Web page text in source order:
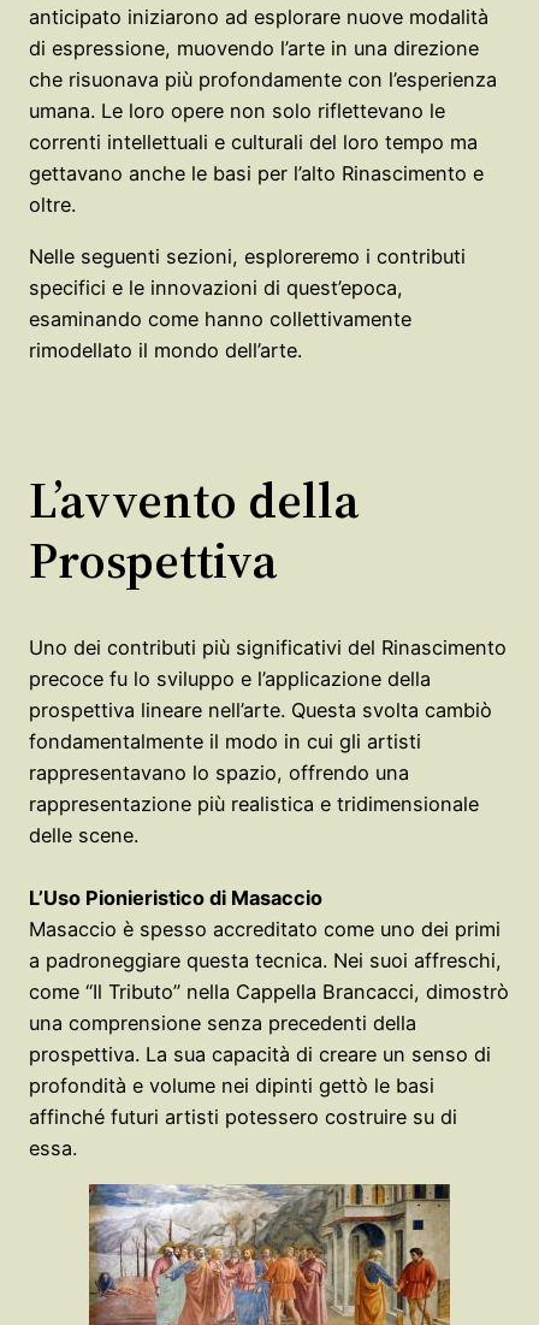
anticipato iniziarono ad esplorare nuove modalità
di espressione, muovendo l’arte in una direzione
che risuonava più profondamente con l’esperienza
umana. Le loro opere non solo riflettevano le
correnti intellettuali e culturali del loro tempo ma
gettavano anche le basi per l’alto Rinascimento e
oltre.
Nelle seguenti sezioni, esploreremo i contributi
specifici e le innovazioni di quest’epoca,
esaminando come hanno collettivamente
rimodellato il mondo dell’arte.
L’avvento della
Prospettiva
Uno dei contributi più significativi del Rinascimento
precoce fu lo sviluppo e l’applicazione della
prospettiva lineare nell’arte. Questa svolta cambiò
fondamentalmente il modo in cui gli artisti
rappresentavano lo spazio, offrendo una
rappresentazione più realistica e tridimensionale
delle scene.
L’Uso Pionieristico di Masaccio
Masaccio è spesso accreditato come uno dei primi
a padroneggiare questa tecnica. Nei suoi affreschi,
come “Il Tributo” nella Cappella Brancacci, dimostrò
una comprensione senza precedenti della
prospettiva. La sua capacità di creare un senso di
profondità e volume nei dipinti gettò le basi
affinché futuri artisti potessero costruire su di
essa.